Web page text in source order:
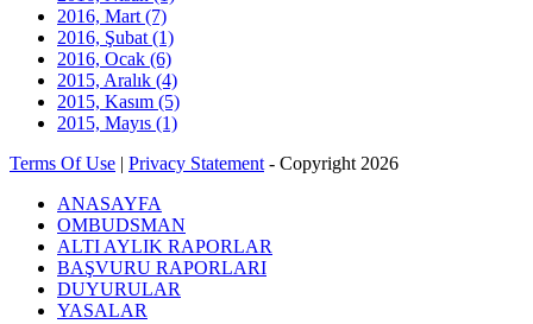
2016, Mart (7)
2016, Şubat (1)
2016, Ocak (6)
2015, Aralık (4)
2015, Kasım (5)
2015, Mayıs (1)
Terms Of Use | Privacy Statement - Copyright 2026
ANASAYFA
OMBUDSMAN
ALTI AYLIK RAPORLAR
BAŞVURU RAPORLARI
DUYURULAR
YASALAR